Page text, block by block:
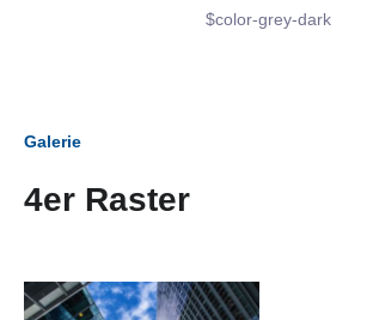
$color-grey-dark
Galerie
4er Raster